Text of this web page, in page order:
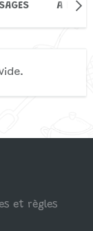
A
et règles